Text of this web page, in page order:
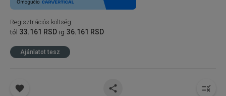
Regisztrációs költség:
tól 33.161 RSD ig 36.161 RSD
Ajánlatot tesz